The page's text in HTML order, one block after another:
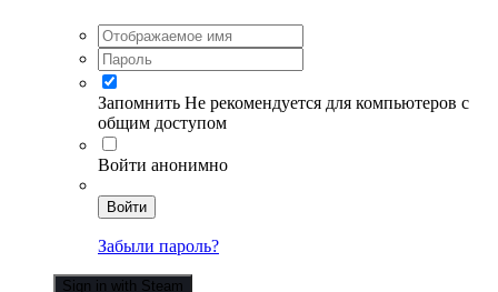
Запомнить Не рекомендуется для компьютеров с
общим доступом
Войти анонимно
Войти
Забыли пароль?
Sign in with Steam